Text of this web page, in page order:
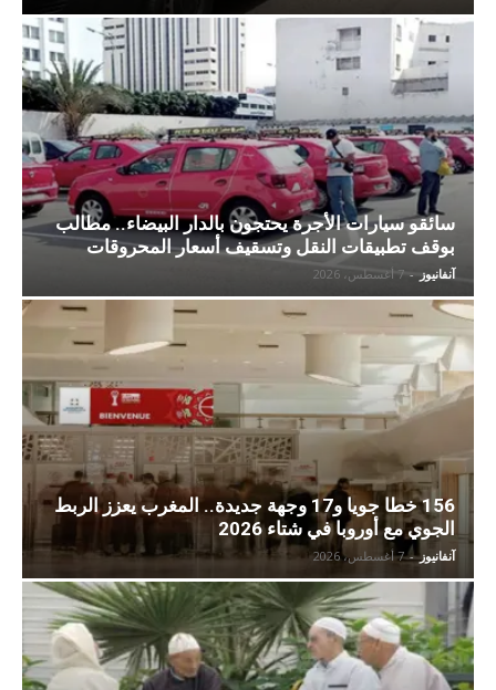
سائقو سيارات الأجرة يحتجون بالدار البيضاء.. مطالب
بوقف تطبيقات النقل وتسقيف أسعار المحروقات
آنفانيوز - 7 أغسطس، 2026
156 خطا جويا و17 وجهة جديدة.. المغرب يعزز الربط
الجوي مع أوروبا في شتاء 2026
آنفانيوز - 7 أغسطس، 2026